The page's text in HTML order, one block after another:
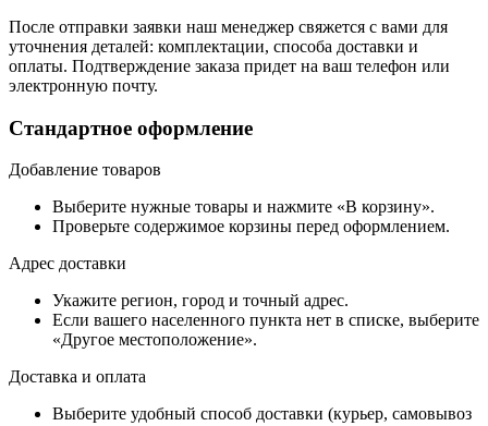
После отправки заявки наш менеджер свяжется с вами для
уточнения деталей: комплектации, способа доставки и
оплаты. Подтверждение заказа придет на ваш телефон или
электронную почту.
Стандартное оформление
Добавление товаров
Выберите нужные товары и нажмите «В корзину».
Проверьте содержимое корзины перед оформлением.
Адрес доставки
Укажите регион, город и точный адрес.
Если вашего населенного пункта нет в списке, выберите
«Другое местоположение».
Доставка и оплата
Выберите удобный способ доставки (курьер, самовывоз